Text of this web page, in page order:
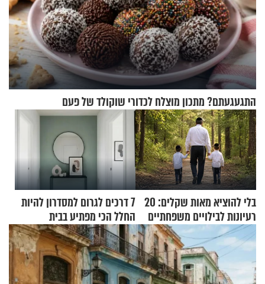
התגעגעתם? מתכון מוצלח לכדורי שוקולד של פעם
בלי להוציא מאות שקלים: 20
רעיונות לבילויים משפחתיים
כמעט בחינם
7 דרכים לגרום למסדרון להיות
החלל הכי מפתיע בבית